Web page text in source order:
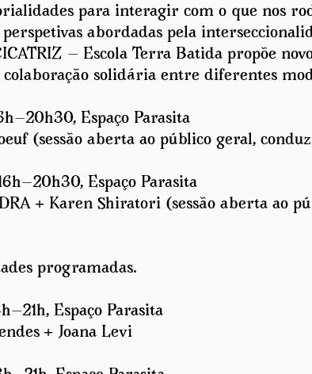
para interagir com o que nos
abordadas pela
— Escola Terra Batida propõe
colaboração solidária entre diferentes
Espaço Parasita
(sessão aberta ao público geral,
Espaço Parasita
+ Karen Shiratori (sessão aberta ao
programadas.
Espaço Parasita
+ Joana Levi